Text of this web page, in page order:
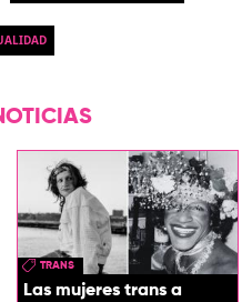
TRANS
Las mujeres trans a